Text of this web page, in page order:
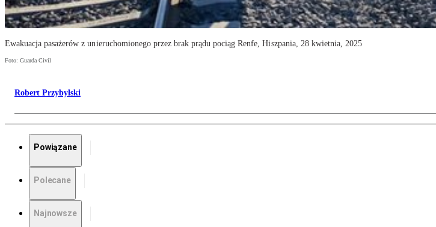
Ewakuacja pasażerów z unieruchomionego przez brak prądu pociąg Renfe, Hiszpania, 28 kwietnia, 2025
Foto: Guarda Civil
Robert Przybylski
Powiązane
Polecane
Najnowsze